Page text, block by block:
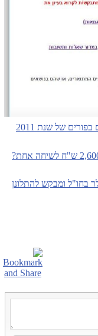
אגף הספקטרום במשרד התקשורת נתקע היום בפורים של שנת 2011
מה קורה למי שצלצל למספר פרמיום וחוייב ב-2,600 ש"ח לשיחה אחת?
בחו"ל ומבקש להתלונן